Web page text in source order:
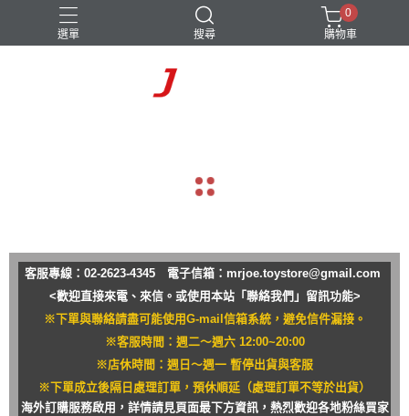
選單 搜尋
0
購物車
客服專線：02-2623-4345 電子信箱： mrjoe.toystore@gmail.com
<歡迎直接來電、來信。或使用本站「聯絡我們」留訊功能>
※下單與聯絡請盡可能使用G-mail信箱系統，避免信件漏接。
※客服時間：週二～週六 12:00~20:00
※店休時間：週日～週一 暫停出貨與客服
※下單成立後隔日處理訂單，預休順延（處理訂單不等於出貨）
海外訂購服務啟用，詳情請見頁面最下方資訊，熱烈歡迎各地粉絲買家